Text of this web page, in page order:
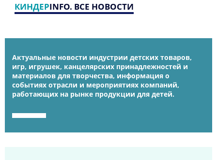
КИНДЕРINFO. ВСЕ НОВОСТИ
Актуальные новости индустрии детских товаров,
игр, игрушек, канцелярских принадлежностей и
материалов для творчества, информация о
событиях отрасли и мероприятиях компаний,
работающих на рынке продукции для детей.